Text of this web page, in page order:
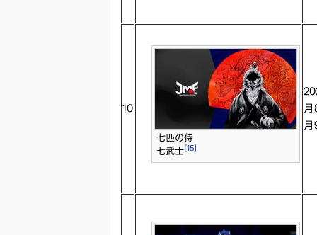
10
七匹の侍
七武士[15]